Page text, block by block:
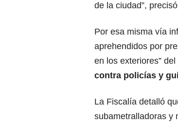
de la ciudad”,
Por esa misma vía
aprehendidos por
en los exteriores”
contra policías y
La Fiscalía detalló
subametralladoras y